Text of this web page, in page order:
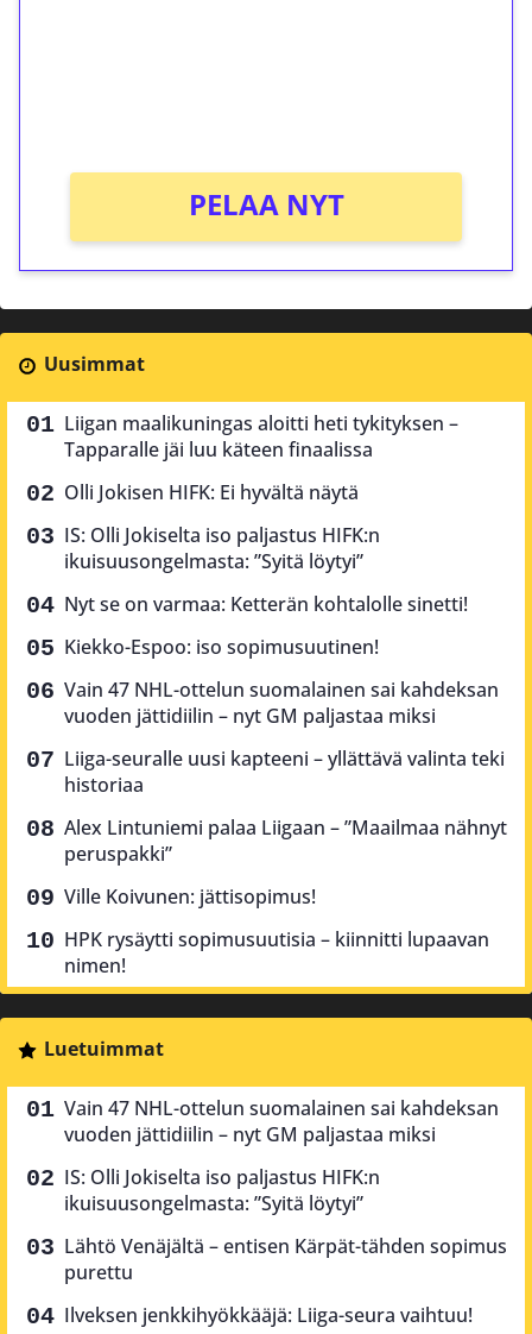
PELAA NYT
Uusimmat
Liigan maalikuningas aloitti heti tykityksen –
Tapparalle jäi luu käteen finaalissa
Olli Jokisen HIFK: Ei hyvältä näytä
IS: Olli Jokiselta iso paljastus HIFK:n
ikuisuusongelmasta: ”Syitä löytyi”
Nyt se on varmaa: Ketterän kohtalolle sinetti!
Kiekko-Espoo: iso sopimusuutinen!
Vain 47 NHL-ottelun suomalainen sai kahdeksan
vuoden jättidiilin – nyt GM paljastaa miksi
Liiga-seuralle uusi kapteeni – yllättävä valinta teki
historiaa
Alex Lintuniemi palaa Liigaan – ”Maailmaa nähnyt
peruspakki”
Ville Koivunen: jättisopimus!
HPK rysäytti sopimusuutisia – kiinnitti lupaavan
nimen!
Luetuimmat
Vain 47 NHL-ottelun suomalainen sai kahdeksan
vuoden jättidiilin – nyt GM paljastaa miksi
IS: Olli Jokiselta iso paljastus HIFK:n
ikuisuusongelmasta: ”Syitä löytyi”
Lähtö Venäjältä – entisen Kärpät-tähden sopimus
purettu
Ilveksen jenkkihyökkääjä: Liiga-seura vaihtuu!